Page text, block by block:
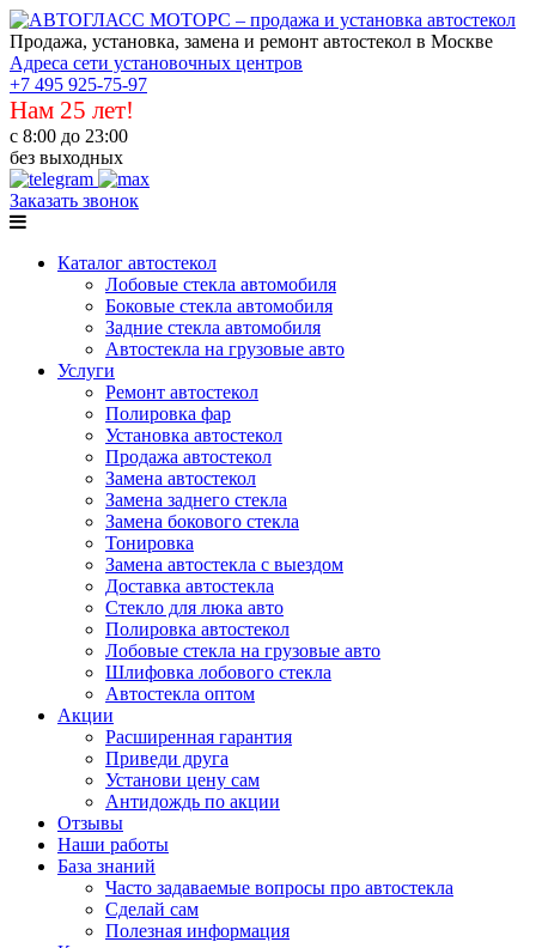
Продажа, установка, замена и ремонт автостекол в Москве
Адреса сети установочных центров
+7 495 925-75-97
Нам 25 лет!
с 8:00 до 23:00
без выходных
Заказать звонок
Каталог автостекол
Лобовые стекла автомобиля
Боковые стекла автомобиля
Задние стекла автомобиля
Автостекла на грузовые авто
Услуги
Ремонт автостекол
Полировка фар
Установка автостекол
Продажа автостекол
Замена автостекол
Замена заднего стекла
Замена бокового стекла
Тонировка
Замена автостекла с выездом
Доставка автостекла
Стекло для люка авто
Полировка автостекол
Лобовые стекла на грузовые авто
Шлифовка лобового стекла
Автостекла оптом
Акции
Расширенная гарантия
Приведи друга
Установи цену сам
Антидождь по акции
Отзывы
Наши работы
База знаний
Часто задаваемые вопросы про автостекла
Сделай сам
Полезная информация